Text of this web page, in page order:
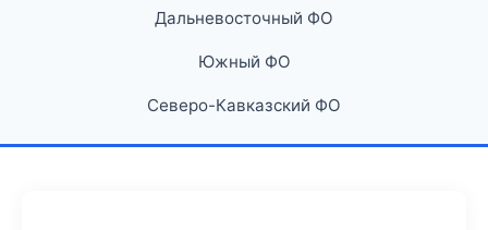
Дальневосточный ФО
Южный ФО
Северо-Кавказский ФО